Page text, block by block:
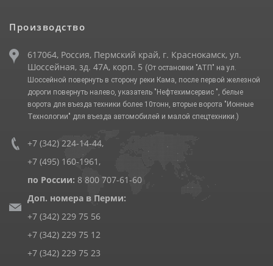
Производство
617064, Россия, Пермский край, г. Краснокамск, ул.
Шоссейная, зд. 47А, корп. 5 (От остановки "АТП" на ул.
Шоссейной повернуть в сторону реки Кама, после первой железной
дороги повернуть налево, указатель "Нефтехимсервис ", белые
ворота для въезда техники более 10тонн, вторые ворота "Ионные
Технологии" для въезда автомобилей и малой спецтехники.)
+7 (342) 224-14-44,
+7 (495) 160-1961 ,
по России: 8 800 707-61-60
Доп. номера в Перми:
+7 (342) 229 75 56
+7 (342) 229 75 12
+7 (342) 229 75 23